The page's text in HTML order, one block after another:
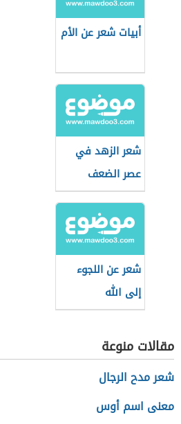
أبيات شعر عن الأم
شعر الزهد في
عصر الضعف
شعر عن اللجوء
إلى الله
مقالات منوعة
شعر مدح الرجال
معنى اسم أوس